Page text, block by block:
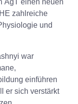
zahlreiche
und
war
einführen
er sich verstärkt